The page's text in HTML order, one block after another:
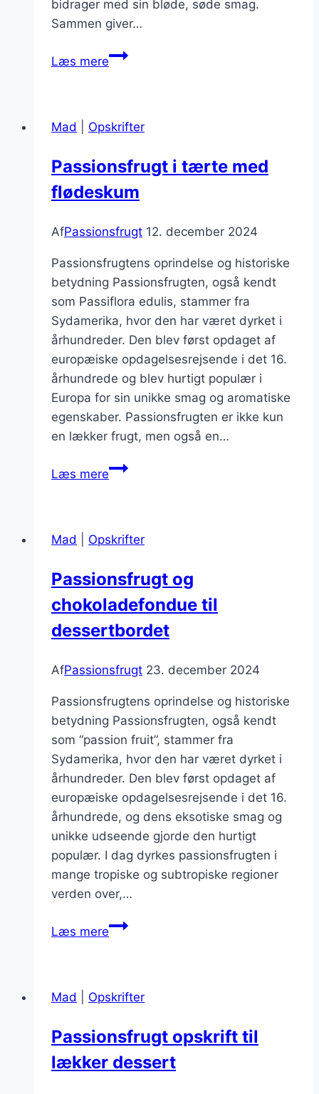
bidrager med sin bløde, søde smag.
Sammen giver…
Læs merePassionsfrugt
smoothies
Mad Opskrifter
Passionsfrugt i tærte med
flødeskum
AfPassionsfrugt 12. december 2024
Passionsfrugtens oprindelse og historiske
betydning Passionsfrugten, også kendt
som Passiflora edulis, stammer fra
Sydamerika, hvor den har været dyrket i
århundreder. Den blev først opdaget af
europæiske opdagelsesrejsende i det 16.
århundrede og blev hurtigt populær i
Europa for sin unikke smag og aromatiske
egenskaber. Passionsfrugten er ikke kun
en lækker frugt, men også en…
Læs merePassionsfrugt
flødeskum
Mad Opskrifter
Passionsfrugt og
chokoladefondue til
dessertbordet
AfPassionsfrugt 23. december 2024
Passionsfrugtens oprindelse og historiske
betydning Passionsfrugten, også kendt
som “passion fruit”, stammer fra
Sydamerika, hvor den har været dyrket i
århundreder. Den blev først opdaget af
europæiske opdagelsesrejsende i det 16.
århundrede, og dens eksotiske smag og
unikke udseende gjorde den hurtigt
populær. I dag dyrkes passionsfrugten i
mange tropiske og subtropiske regioner
verden over,…
Læs merePassionsfrugt
dessertbordet
Mad Opskrifter
Passionsfrugt opskrift til
lækker dessert